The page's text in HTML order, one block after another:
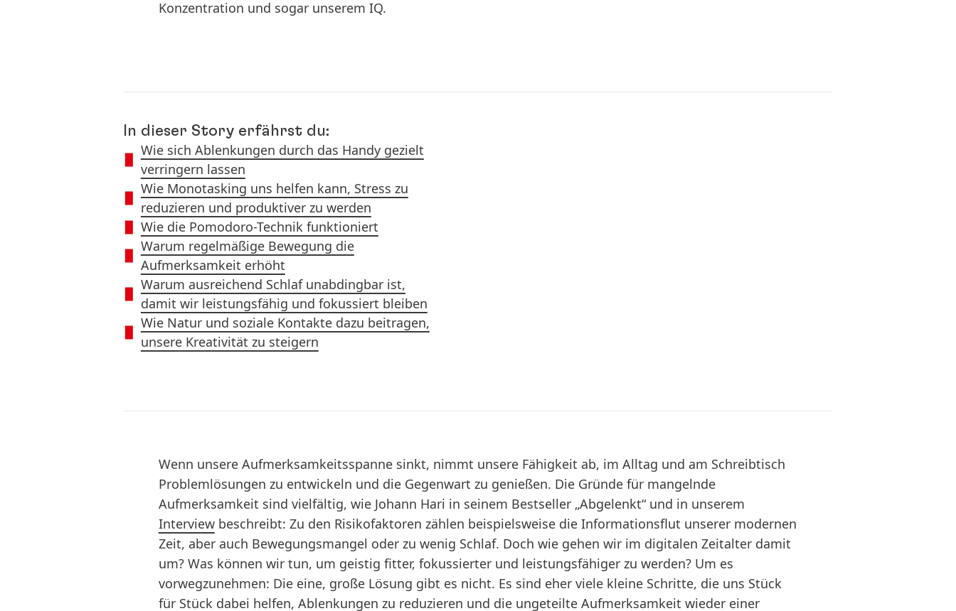
Konzentration und sogar unserem IQ.
In dieser Story erfährst du:
Wie sich Ablenkungen durch das Handy gezielt
verringern lassen
Wie Monotasking uns helfen kann, Stress zu
reduzieren und produktiver zu werden
Wie die Pomodoro-Technik funktioniert
Warum regelmäßige Bewegung die
Aufmerksamkeit erhöht
Warum ausreichend Schlaf unabdingbar ist,
damit wir leistungsfähig und fokussiert bleiben
Wie Natur und soziale Kontakte dazu beitragen,
unsere Kreativität zu steigern
Wenn unsere Aufmerksamkeitsspanne sinkt, nimmt unsere Fähigkeit ab, im Alltag und am Schreibtisch
Problemlösungen zu entwickeln und die Gegenwart zu genießen. Die Gründe für mangelnde
Aufmerksamkeit sind vielfältig, wie Johann Hari in seinem Bestseller „Abgelenkt“ und in unserem
Interviewbeschreibt: Zu den Risikofaktoren zählen beispielsweise die Informationsflut unserer modernen
Zeit, aber auch Bewegungsmangel oder zu wenig Schlaf. Doch wie gehen wir im digitalen Zeitalter damit
um? Was können wir tun, um geistig fitter, fokussierter und leistungsfähiger zu werden? Um es
vorwegzunehmen: Die eine, große Lösung gibt es nicht. Es sind eher viele kleine Schritte, die uns Stück
für Stück dabei helfen, Ablenkungen zu reduzieren und die ungeteilte Aufmerksamkeit wieder einer